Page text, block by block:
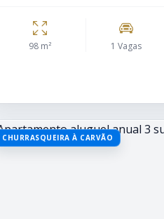
98 m² 1 Vagas
CHURRASQUEIRA À CARVÃO